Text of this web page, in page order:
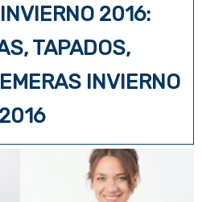
2016:
TAPADOS,
INVIERNO
2016